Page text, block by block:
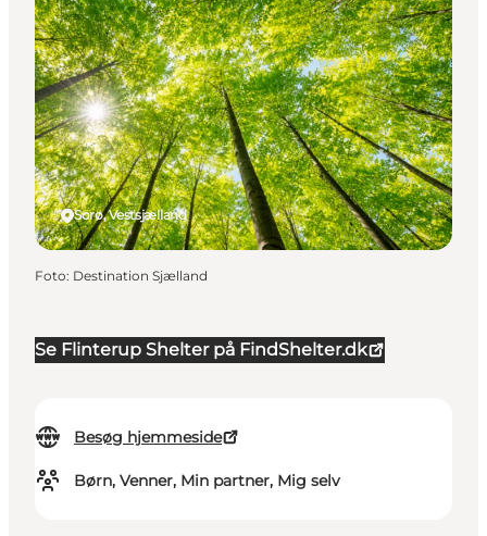
Se Flinterup Shelter på FindShelter.dk
Besøg hjemmeside
Børn, Venner, Min partner, Mig selv
Sorø, Vestsjælland
Foto: Destination Sjælland